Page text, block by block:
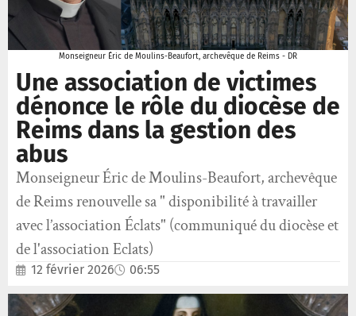
Monseigneur Éric de Moulins-Beaufort, archevêque de Reims - DR
Une association de victimes
dénonce le rôle du diocèse de
Reims dans la gestion des
abus
Monseigneur Éric de Moulins-Beaufort, archevêque
de Reims renouvelle sa " disponibilité à travailler
avec l’association Éclats" (communiqué du diocèse et
de l'association Eclats)
12 février 2026 06:55